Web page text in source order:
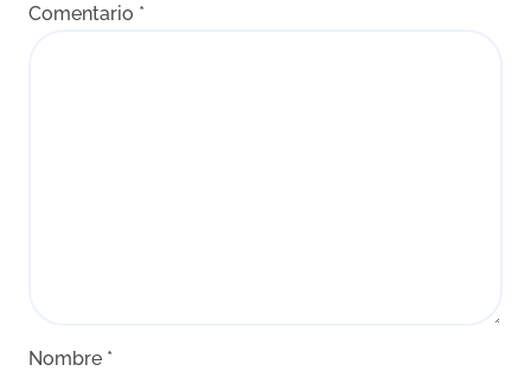
Comentario *
Nombre *